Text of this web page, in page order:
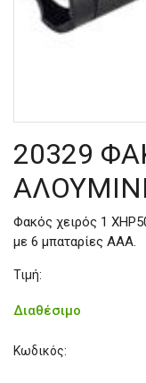
20329
Φακός χειρός 1
με 6 μπαταρίες ΑΑA.
Τιμή:
Διαθέσιμο
Κωδικός: